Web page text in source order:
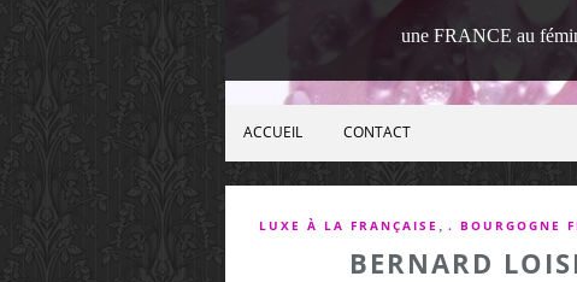
une FRANCE au
ACCUEIL CONTACT
LUXE À LA FRANÇAISE . BOURGOGNE
BERNARD